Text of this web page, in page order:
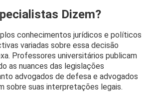
Dizem?
conhecimentos jurídicos e políticos
variadas sobre essa decisão
Professores universitários publicam
as nuances das legislações
advogados de defesa e advogados
sobre suas interpretações legais.